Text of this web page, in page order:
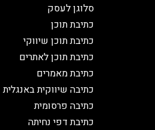
סלוגן לעסק
כתיבת תוכן
כתיבת תוכן שיווקי
כתיבת תוכן לאתרים
כתיבת מאמרים
כתיבה שיווקית באנגלית
כתיבה פרסומית
כתיבת דפי נחיתה